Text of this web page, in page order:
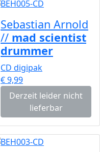
Sebastian Arnold
// mad scientist
drummer
CD digipak
€ 9,99
Derzeit leider nicht
lieferbar